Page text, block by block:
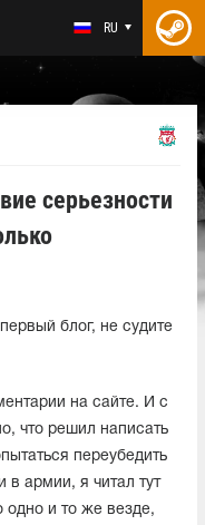
RU
серьезности
блог, не судите
на сайте. И с
что решил написать
переубедить
в армии, я читал тут
одно и то же везде,